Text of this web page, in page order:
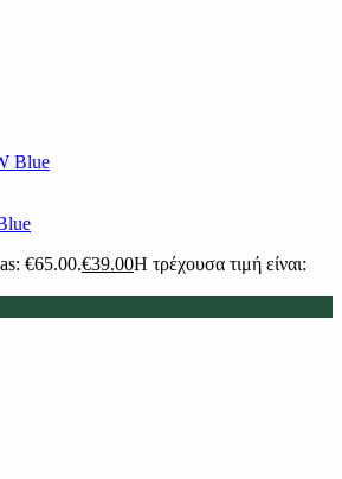
€65.00.€39.00Η τρέχουσα τιμή είναι: